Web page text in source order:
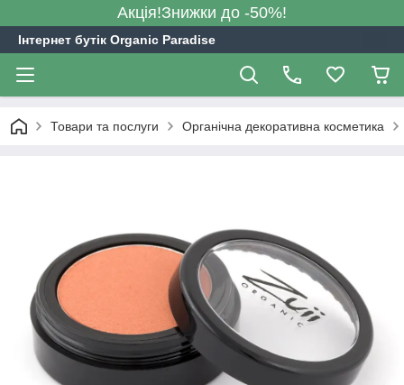
Акція!Знижки до -50%!
Інтернет бутік Organic Paradise
Товари та послуги Органічна декоративна косметика